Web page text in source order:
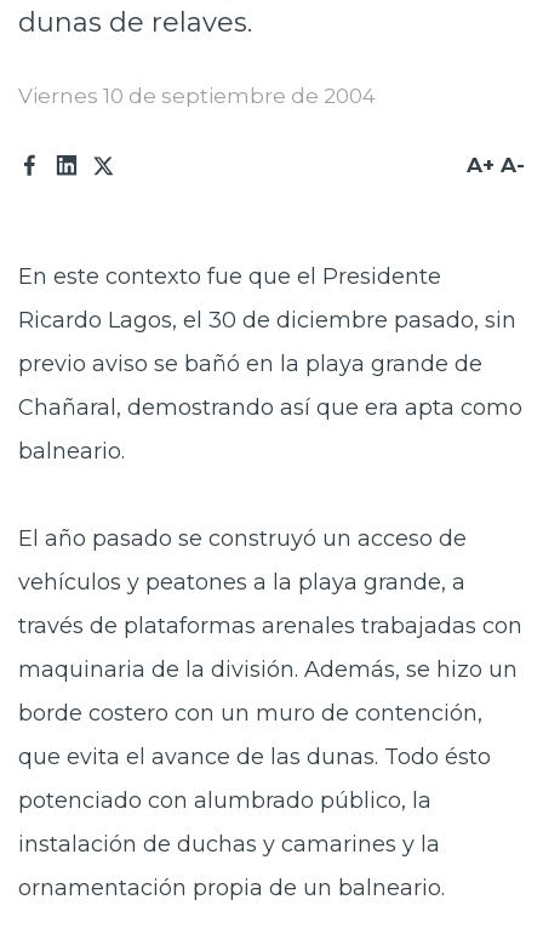
Transparencia activa
Canales de denuncia
dunas de relaves.
Viernes 10 de septiembre de 2004
A+ A-
En este contexto fue que el Presidente
Ricardo Lagos, el 30 de diciembre pasado, sin
previo aviso se bañó en la playa grande de
Chañaral, demostrando así que era apta como
balneario.
El año pasado se construyó un acceso de
vehículos y peatones a la playa grande, a
través de plataformas arenales trabajadas con
maquinaria de la división. Además, se hizo un
borde costero con un muro de contención,
que evita el avance de las dunas. Todo ésto
potenciado con alumbrado público, la
instalación de duchas y camarines y la
ornamentación propia de un balneario.